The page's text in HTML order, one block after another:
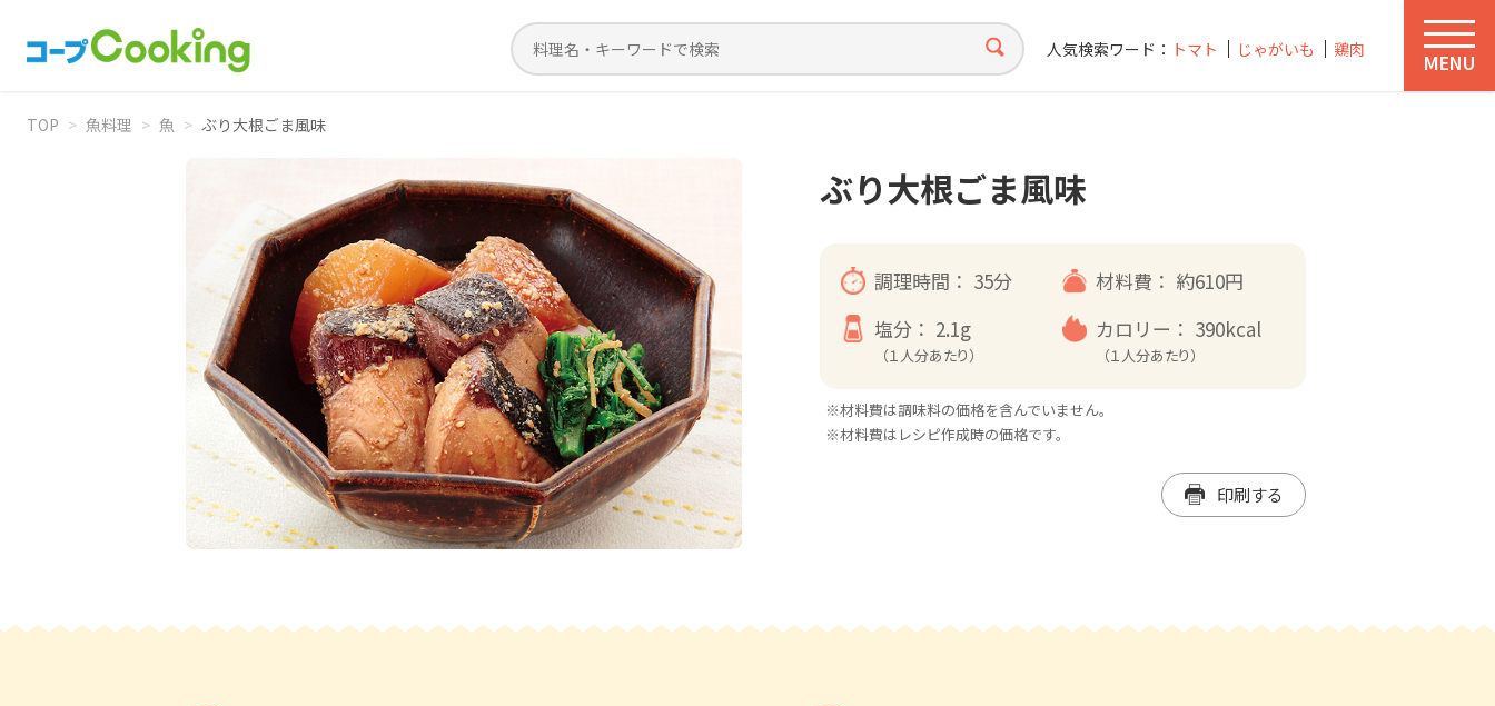
MENU
人気検索ワード： トマト じゃがいも 鶏肉
TOP > 魚料理 > 魚 > ぶり大根ごま風味
ぶり大根ごま風味
調理時間： 35分 材料費： 約610円
塩分： 2.1g
（１人分あたり）
カロリー： 390kcal
（１人分あたり）
※材料費は調味料の価格を含んでいません。
※材料費はレシピ作成時の価格です。
印刷する